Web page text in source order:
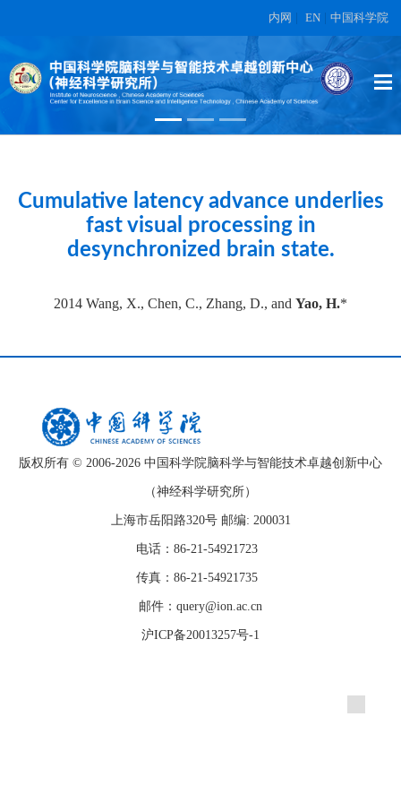
内网 EN 中国科学院
High-dimensional topographic
organization of visual features in the
primate temporal lobe.
在另外数据表中
Cumulative latency advance underlies
fast visual processing in
desynchronized brain state.
2014 Wang, X., Chen, C., Zhang, D., and Yao, H.*
版权所有 © 2006-2026 中国科学院脑科学与智能技术卓越创新中心
（神经科学研究所）
上海市岳阳路320号 邮编: 200031
电话：86-21-54921723
传真：86-21-54921735
邮件：query@ion.ac.cn
沪ICP备20013257号-1